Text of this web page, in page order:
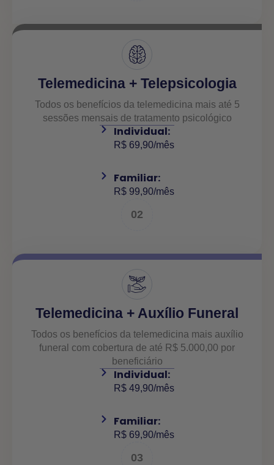
Telemedicina + Telepsicologia
Todos os benefícios da telemedicina mais até 5
sessões mensais de tratamento psicológico
Individual:
R$ 69,90/mês
Familiar:
R$ 99,90/mês
02
Telemedicina + Auxílio Funeral
Todos os benefícios da telemedicina mais auxílio
funeral com cobertura de até R$ 5.000,00 por
beneficiário
Individual:
R$ 49,90/mês
Familiar:
R$ 69,90/mês
03